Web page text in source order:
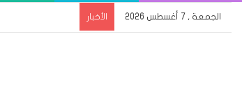
الجمعة , 7 أغسطس 2026 الأخبار